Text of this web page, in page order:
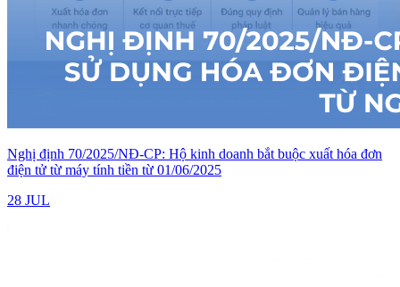
Nghị định 70/2025/NĐ-CP: Hộ kinh doanh bắt buộc xuất hóa đơn
điện tử từ máy tính tiền từ 01/06/2025
28 JUL